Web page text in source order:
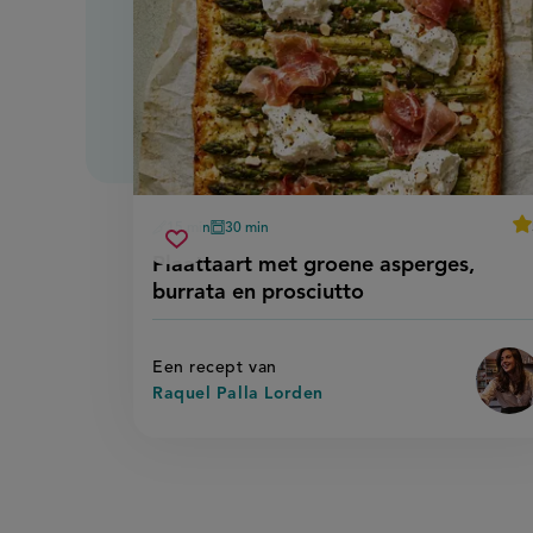
Plaattaart met groene asperges,
burrata en prosciutto
voorbereidingstijd
15 min
oventijd
30 min
Een recept van
Raquel Palla Lorden
Sla
plaattaart
met
groene
asperges,
en
prosciutto